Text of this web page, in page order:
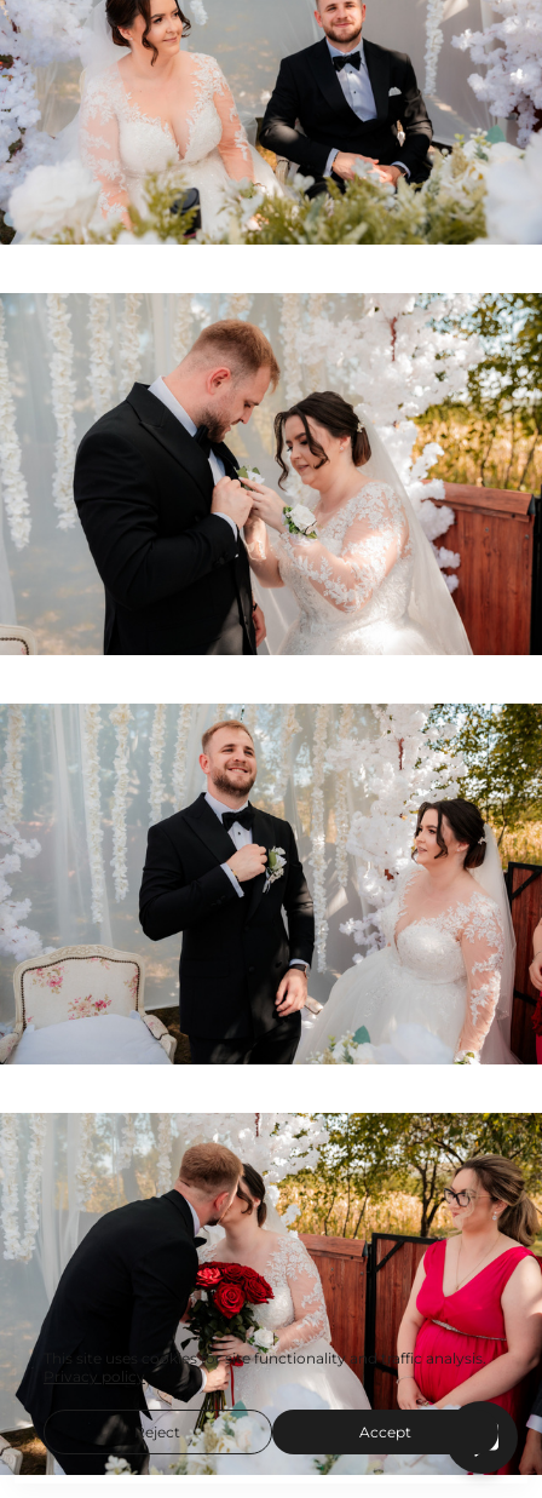
This site uses cookies for site functionality and traffic analysis.
Privacy policy
Reject Accept